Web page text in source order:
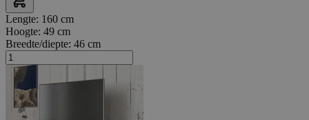
Lengte: 160 cm
Hoogte: 49 cm
Breedte/diepte: 46 cm